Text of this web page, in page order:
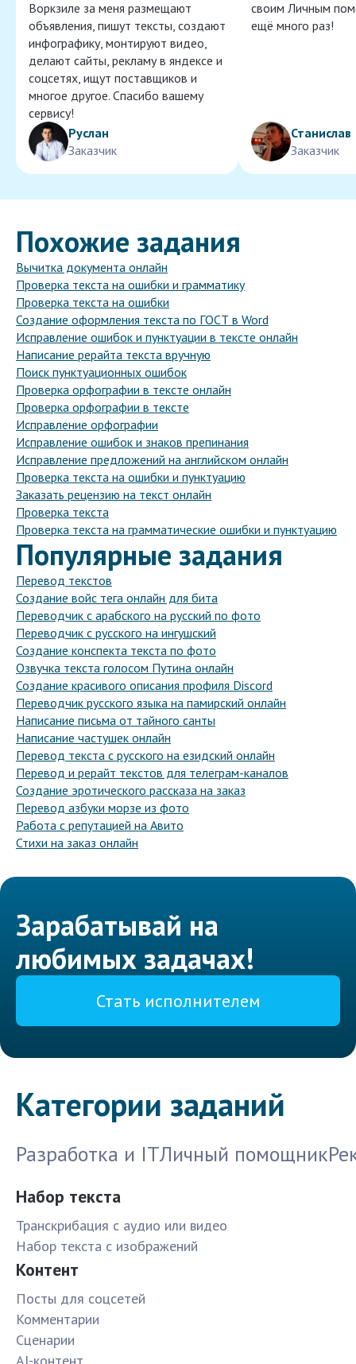
Воркзиле за меня размещают
объявления, пишут тексты, создают
инфографику, монтируют видео,
делают сайты, рекламу в яндексе и
соцсетях, ищут поставщиков и
многое другое. Спасибо вашему
сервису!
Руслан
Заказчик
своим Личным
ещё много раз!
Станислав
Заказчик
Похожие задания
Вычитка документа онлайн
Проверка текста на ошибки и грамматику
Проверка текста на ошибки
Создание оформления текста по ГОСТ в Word
Исправление ошибок и пунктуации в тексте онлайн
Написание рерайта текста вручную
Поиск пунктуационных ошибок
Проверка орфографии в тексте онлайн
Проверка орфографии в тексте
Исправление орфографии
Исправление ошибок и знаков препинания
Исправление предложений на английском онлайн
Проверка текста на ошибки и пунктуацию
Заказать рецензию на текст онлайн
Проверка текста
Проверка текста на грамматические ошибки и пунктуацию
Популярные задания
Перевод текстов
Создание войс тега онлайн для бита
Переводчик с арабского на русский по фото
Переводчик с русского на ингушский
Создание конспекта текста по фото
Озвучка текста голосом Путина онлайн
Создание красивого описания профиля Discord
Переводчик русского языка на памирский онлайн
Написание письма от тайного санты
Написание частушек онлайн
Перевод текста с русского на езидский онлайн
Перевод и рерайт текстов для телеграм-каналов
Создание эротического рассказа на заказ
Перевод азбуки морзе из фото
Работа с репутацией на Авито
Стихи на заказ онлайн
Зарабатывай на
любимых задачах!
Стать исполнителем
Категории заданий
Разработка и ITЛичный помощник
Набор текста
Транскрибация с аудио или видео
Набор текста с изображений
Контент
Посты для соцсетей
Комментарии
Сценарии